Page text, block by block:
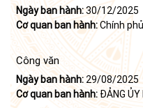
Ngày ban hành:30/12/2025
Cơ quan ban hành:Chính phủ
Công văn
Ngày ban hành: 29/08/2025
Cơ quan ban hành: ĐẢNG ỦY